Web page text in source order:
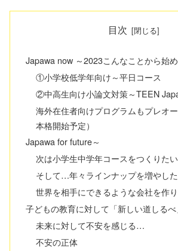
目次
Japawa now ～2023こんなことから始め
①小学校低学年向け～平日コース
②中高生向け小論文対策～TEEN
海外在住者向けプログラムもプレオ
本格開始予定）
Japawa for future～
次は小学生中学年コースをつくりたい
そして…年々ラインナップを増やした
世界を相手にできるような会社を作り
子どもの教育に対して「新しい道しるべ
未来に対して不安を感じる…
不安の正体